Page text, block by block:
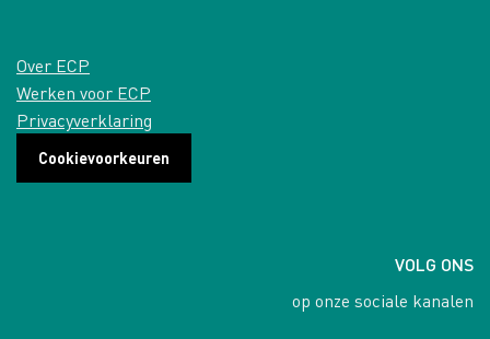
Over ECP
Werken voor ECP
Privacyverklaring
Cookievoorkeuren
VOLG ONS
op onze sociale kanalen